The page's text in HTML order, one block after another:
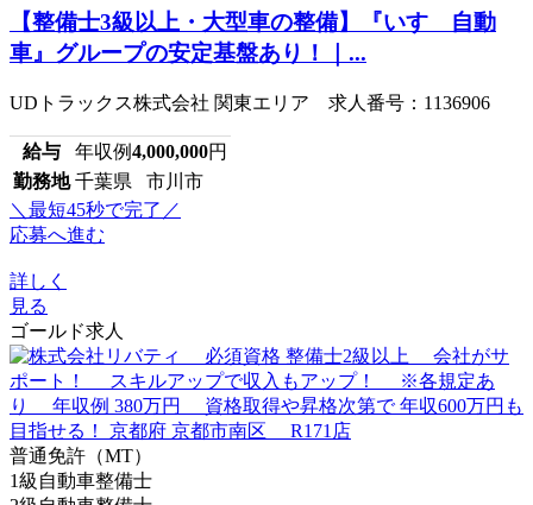
【整備士3級以上・大型車の整備】『いすゞ自動
車』グループの安定基盤あり！｜...
UDトラックス株式会社 関東エリア 求人番号：1136906
給与 年収例4,000,000円
勤務地 千葉県 市川市
＼最短45秒で完了／
応募へ進む
詳しく
見る
ゴールド求人
普通免許（MT）
1級自動車整備士